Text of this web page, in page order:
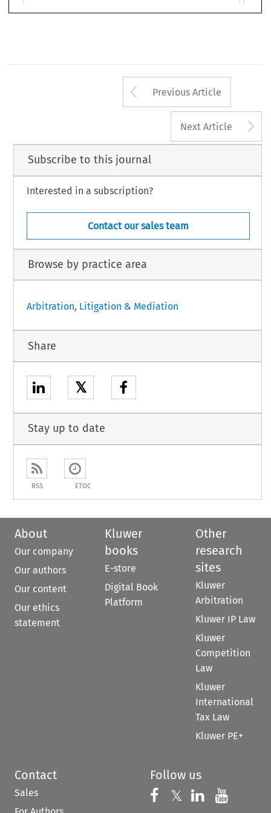
Arrow button
Previous Article
Next Article
Subscribe to this journal
Interested in a subscription?
Contact our sales team
Browse by practice area
Arbitration, Litigation & Mediation
Share
𝕏
Stay up to date
RSS ETOC
About
Our company
Our authors
Our content
Our ethics
statement
Kluwer
books
E-store
Digital Book
Platform
Other
research
sites
Kluwer
Arbitration
Kluwer IP Law
Kluwer
Competition
Law
Kluwer
International
Tax Law
Kluwer PE+
Contact
Sales
Follow us
Follow us on
𝕏 Follow us on
Follow us